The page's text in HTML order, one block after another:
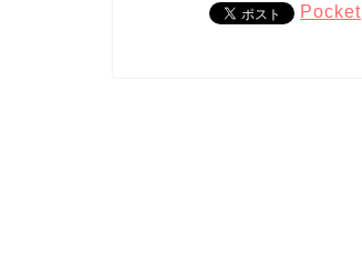
Pocket